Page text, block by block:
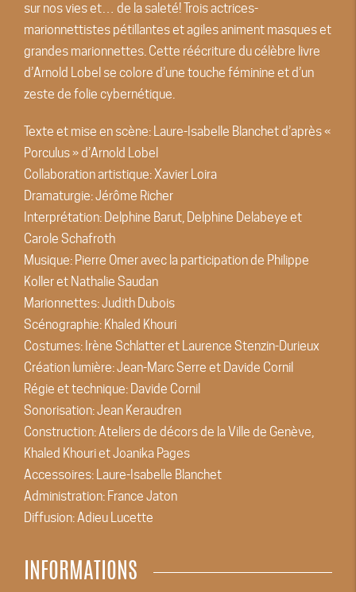
sur nos vies et… de la saleté! Trois actrices-
marionnettistes pétillantes et agiles animent masques et
grandes marionnettes. Cette réécriture du célèbre livre
d’Arnold Lobel se colore d’une touche féminine et d’un
zeste de folie cybernétique.
Texte et mise en scène: Laure-Isabelle Blanchet d’après «
Porculus » d’Arnold Lobel
Collaboration artistique: Xavier Loira
Dramaturgie: Jérôme Richer
Interprétation: Delphine Barut, Delphine Delabeye et
Carole Schafroth
Musique: Pierre Omer avec la participation de Philippe
Koller et Nathalie Saudan
Marionnettes: Judith Dubois
Scénographie: Khaled Khouri
Costumes: Irène Schlatter et Laurence Stenzin-Durieux
Création lumière: Jean-Marc Serre et Davide Cornil
Régie et technique: Davide Cornil
Sonorisation: Jean Keraudren
Construction: Ateliers de décors de la Ville de Genève,
Khaled Khouri et Joanika Pages
Accessoires: Laure-Isabelle Blanchet
Administration: France Jaton
Diffusion: Adieu Lucette
INFORMATIONS